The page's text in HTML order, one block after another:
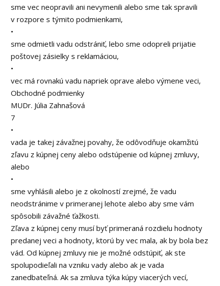
sme vec neopravili ani nevymenili alebo sme tak spravili
v rozpore s týmito podmienkami,
•
sme odmietli vadu odstrániť, lebo sme odopreli prijatie
poštovej zásielky s reklamáciou,
•
vec má rovnakú vadu napriek oprave alebo výmene veci,
Obchodné podmienky
MUDr. Júlia Zahnašová
7
•
vada je takej závažnej povahy, že odôvodňuje okamžitú
zľavu z kúpnej ceny alebo odstúpenie od kúpnej zmluvy,
alebo
•
sme vyhlásili alebo je z okolností zrejmé, že vadu
neodstránime v primeranej lehote alebo aby sme vám
spôsobili závažné ťažkosti.
Zľava z kúpnej ceny musí byť primeraná rozdielu hodnoty
predanej veci a hodnoty, ktorú by vec mala, ak by bola bez
vád. Od kúpnej zmluvy nie je možné odstúpiť, ak ste
spolupodieľali na vzniku vady alebo ak je vada
zanedbateľná. Ak sa zmluva týka kúpy viacerých vecí,